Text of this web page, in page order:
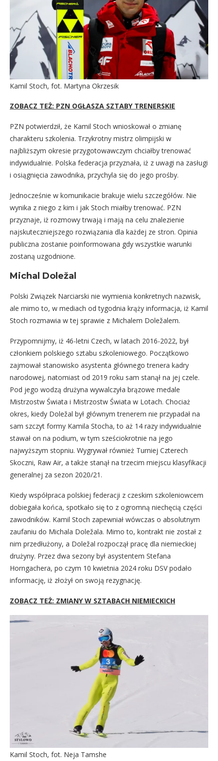
Kamil Stoch, fot. Martyna Okrzesik
ZOBACZ TEŻ: PZN OGŁASZA SZTABY TRENERSKIE
PZN potwierdził, że Kamil Stoch wnioskował o zmianę
charakteru szkolenia. Trzykrotny mistrz olimpijski w
najbliższym okresie przygotowawczym chciałby trenować
indywidualnie. Polska federacja przyznała, iż z uwagi na zasługi
i osiągnięcia zawodnika, przychyla się do jego prośby.
Jednocześnie w komunikacie brakuje wielu szczegółów. Nie
wynika z niego z kim i jak Stoch miałby trenować. PZN
przyznaje, iż rozmowy trwają i mają na celu znalezienie
najskuteczniejszego rozwiązania dla każdej ze stron. Opinia
publiczna zostanie poinformowana gdy wszystkie warunki
zostaną uzgodnione.
Michal Doležal
Polski Związek Narciarski nie wymienia konkretnych nazwisk,
ale mimo to, w mediach od tygodnia krąży informacja, iż Kamil
Stoch rozmawia w tej sprawie z Michalem Doležalem.
Przypomnijmy, iż 46-letni Czech, w latach 2016-2022, był
członkiem polskiego sztabu szkoleniowego. Początkowo
zajmował stanowisko asystenta głównego trenera kadry
narodowej, natomiast od 2019 roku sam stanął na jej czele.
Pod jego wodzą drużyna wywalczyła brązowe medale
Mistrzostw Świata i Mistrzostw Świata w Lotach. Chociaż
okres, kiedy Doležal był głównym trenerem nie przypadał na
sam szczyt formy Kamila Stocha, to aż 14 razy indywidualnie
stawał on na podium, w tym sześciokrotnie na jego
najwyższym stopniu. Wygrywał również Turniej Czterech
Skoczni, Raw Air, a także stanął na trzecim miejscu klasyfikacji
generalnej za sezon 2020/21.
Kiedy współpraca polskiej federacji z czeskim szkoleniowcem
dobiegała końca, spotkało się to z ogromną niechęcią części
zawodników. Kamil Stoch zapewniał wówczas o absolutnym
zaufaniu do Michala Doležala. Mimo to, kontrakt nie został z
nim przedłużony, a Doležal rozpoczął pracę dla niemieckiej
drużyny. Przez dwa sezony był asystentem Stefana
Horngachera, po czym 10 kwietnia 2024 roku DSV podało
informację, iż złożył on swoją rezygnację.
ZOBACZ TEŻ: ZMIANY W SZTABACH NIEMIECKICH
Kamil Stoch, fot. Neja Tamshe